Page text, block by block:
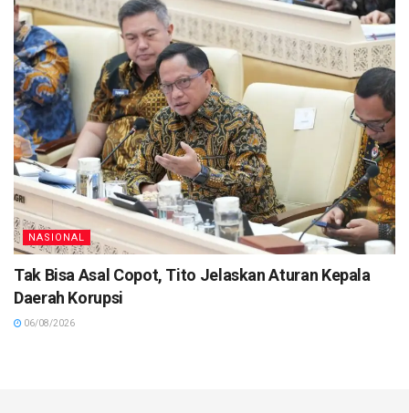
NASIONAL
Tak Bisa Asal Copot, Tito Jelaskan Aturan Kepala
Daerah Korupsi
06/08/2026